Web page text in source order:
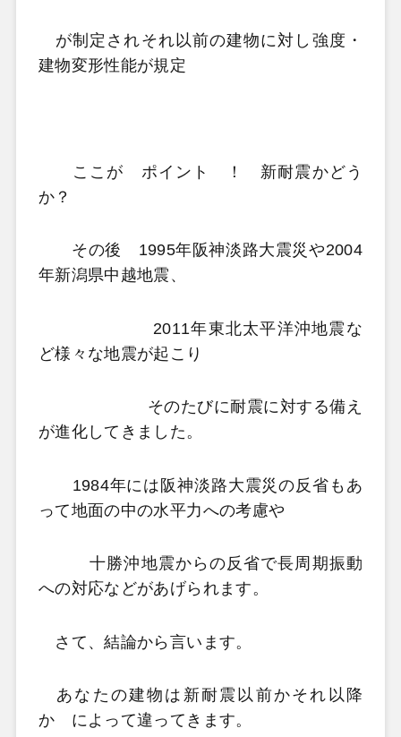
が制定されそれ以前の建物に対し強度・
建物変形性能が規定
ここが ポイント ！ 新耐震かどう
か？
その後 1995年阪神淡路大震災や2004
年新潟県中越地震、
2011年東北太平洋沖地震な
ど様々な地震が起こり
そのたびに耐震に対する備え
が進化してきました。
1984年には阪神淡路大震災の反省もあ
って地面の中の水平力への考慮や
十勝沖地震からの反省で長周期振動
への対応などがあげられます。
さて、結論から言います。
あなたの建物は新耐震以前かそれ以降
か によって違ってきます。